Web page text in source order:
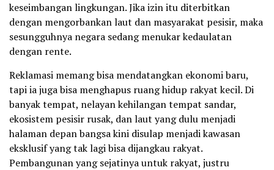
keseimbangan lingkungan. Jika izin itu diterbitkan
dengan mengorbankan laut dan masyarakat pesisir, maka
sesungguhnya negara sedang menukar kedaulatan
dengan rente.
Reklamasi memang bisa mendatangkan ekonomi baru,
tapi ia juga bisa menghapus ruang hidup rakyat kecil. Di
banyak tempat, nelayan kehilangan tempat sandar,
ekosistem pesisir rusak, dan laut yang dulu menjadi
halaman depan bangsa kini disulap menjadi kawasan
eksklusif yang tak lagi bisa dijangkau rakyat.
Pembangunan yang sejatinya untuk rakyat, justru